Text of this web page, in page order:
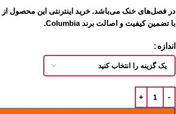
با تضمین کیفیت و اصالت برند Columbia.
اندازه